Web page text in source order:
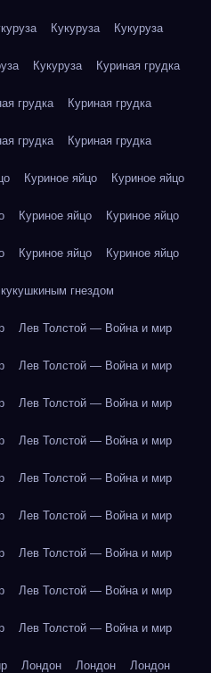
Кукуруза Кукуруза
Кукуруза Куриная грудка
грудка Куриная грудка
грудка Куриная грудка
Куриное яйцо Куриное яйцо
Куриное яйцо Куриное яйцо
Куриное яйцо Куриное яйцо
гнездом
Лев Толстой — Война и мир
Лев Толстой — Война и мир
Лев Толстой — Война и мир
Лев Толстой — Война и мир
Лев Толстой — Война и мир
Лев Толстой — Война и мир
Лев Толстой — Война и мир
Лев Толстой — Война и мир
Лев Толстой — Война и мир
Лондон Лондон Лондон